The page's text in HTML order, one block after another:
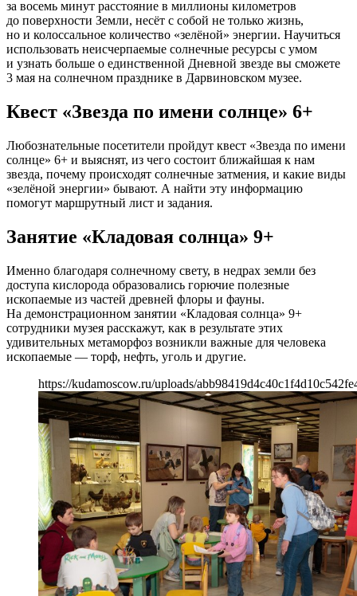
за восемь минут расстояние в миллионы километров
до поверхности Земли, несёт с собой не только жизнь,
но и колоссальное количество «зелёной» энергии. Научиться
использовать неисчерпаемые солнечные ресурсы с умом
и узнать больше о единственной Дневной звезде вы сможете
3 мая на солнечном празднике в Дарвиновском музее.
Квест «Звезда по имени солнце» 6+
Любознательные посетители пройдут квест «Звезда по имени
солнце» 6+ и выяснят, из чего состоит ближайшая к нам
звезда, почему происходят солнечные затмения, и какие виды
«зелёной энергии» бывают. А найти эту информацию
помогут маршрутный лист и задания.
Занятие «Кладовая солнца» 9+
Именно благодаря солнечному свету, в недрах земли без
доступа кислорода образовались горючие полезные
ископаемые из частей древней флоры и фауны.
На демонстрационном занятии «Кладовая солнца» 9+
сотрудники музея расскажут, как в результате этих
удивительных метаморфоз возникли важные для человека
ископаемые — торф, нефть, уголь и другие.
https://kudamoscow.ru/uploads/